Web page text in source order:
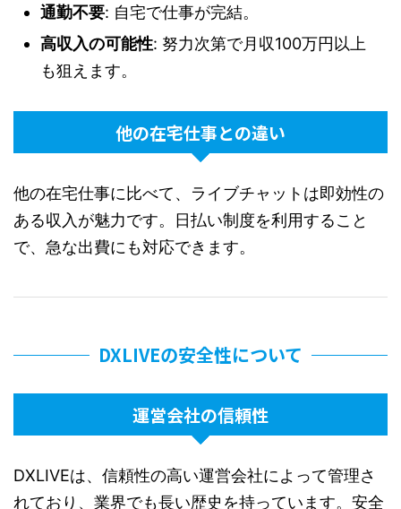
通勤不要: 自宅で仕事が完結。
高収入の可能性: 努力次第で月収100万円以上
も狙えます。
他の在宅仕事との違い
他の在宅仕事に比べて、ライブチャットは即効性の
ある収入が魅力です。日払い制度を利用すること
で、急な出費にも対応できます。
DXLIVEの安全性について
運営会社の信頼性
DXLIVEは、信頼性の高い運営会社によって管理さ
れており、業界でも長い歴史を持っています。安全